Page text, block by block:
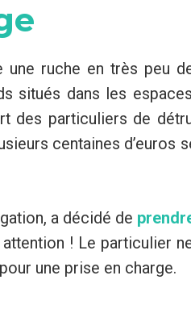
ruche en très peu
situés dans les
des particuliers de
centaines d’euros
a décidé de
attention ! Le particulier
une prise en charge.